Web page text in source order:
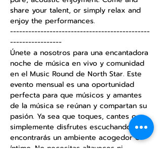
share your talent, or simply relax and
enjoy the performances.
----------------------------------------------
-----------------
Únete a nosotros para una encantadora
noche de música en vivo y comunidad
en el Music Round de North Star. Este
evento mensual es una oportunidad
perfecta para que músicos y amantes
de la música se reúnan y compartan su
pasión. Ya sea que toques, cantes o
simplemente disfrutes escuchando,
encontrarás un ambiente acogedor e
íntimo. No necesitas altavoces ni